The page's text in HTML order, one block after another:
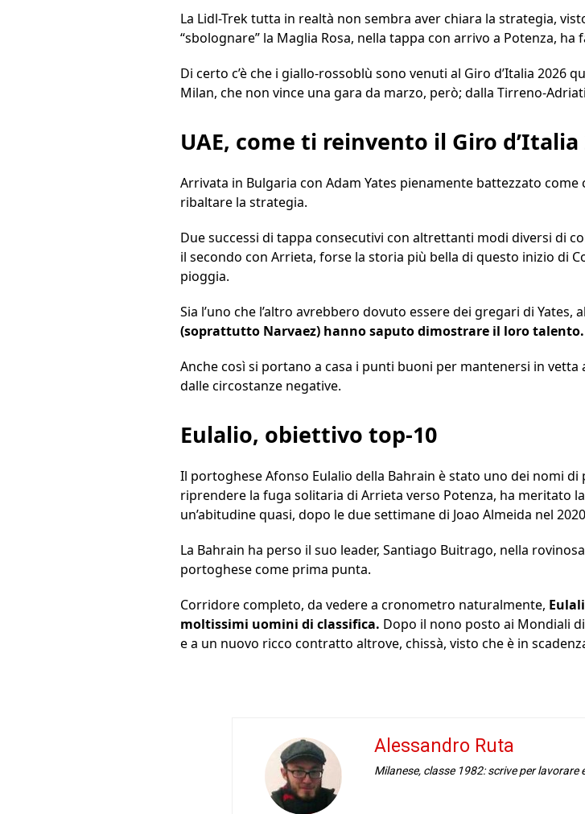
La Lidl-Trek tutta in realtà non sembra aver chiara la strategia,
“sbolognare” la Maglia Rosa, nella tappa con arrivo a Potenza,
Di certo c’è che i giallo-rossoblù sono venuti al Giro d’Italia 2026
Milan, che non vince una gara da marzo, però; dalla Tirreno-
UAE, come ti reinvento il Giro d’Italia
Arrivata in Bulgaria con Adam Yates pienamente battezzato
ribaltare la strategia.
Due successi di tappa consecutivi con altrettanti modi diversi di
il secondo con Arrieta, forse la storia più bella di questo inizio di
pioggia.
Sia l’uno che l’altro avrebbero dovuto essere dei gregari di Yates,
(soprattutto Narvaez) hanno saputo dimostrare il loro talento.
Anche così si portano a casa i punti buoni per mantenersi in
dalle circostanze negative.
Eulalio, obiettivo top-10
Il portoghese Afonso Eulalio della Bahrain è stato uno dei nomi di
riprendere la fuga solitaria di Arrieta verso Potenza, ha meritato
un’abitudine quasi, dopo le due settimane di Joao Almeida nel
La Bahrain ha perso il suo leader, Santiago Buitrago, nella
portoghese come prima punta.
Corridore completo, da vedere a cronometro naturalmente,
moltissimi uomini di classifica. Dopo il nono posto ai Mondiali
e a un nuovo ricco contratto altrove, chissà, visto che è in
Alessandro Ruta
Milanese, classe 1982: scrive per lavorare